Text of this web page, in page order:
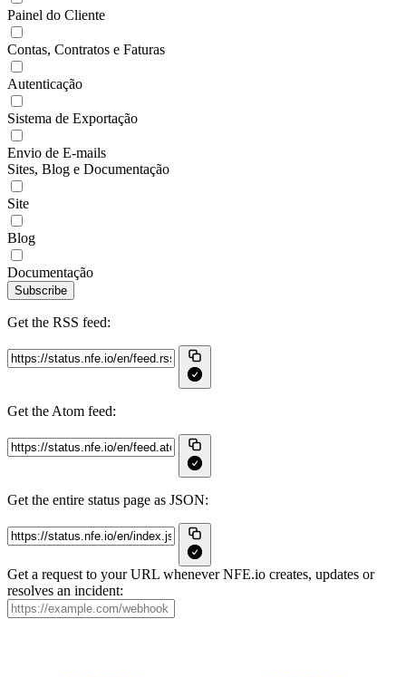
Painel do Cliente
Contas, Contratos e Faturas
Autenticação
Sistema de Exportação
Envio de E-mails
Sites, Blog e Documentação
Site
Blog
Documentação
Subscribe
Get the RSS feed:
Get the Atom feed:
Get the entire status page as JSON:
Get a request to your URL whenever NFE.io creates, updates or
resolves an incident: